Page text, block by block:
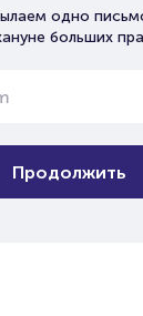
одно
больших
Продолжить